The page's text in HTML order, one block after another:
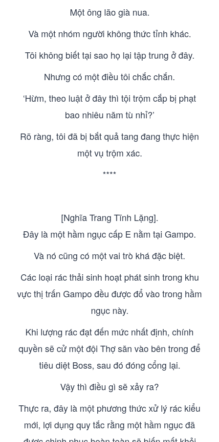
Một ông lão già nua.
Và một nhóm người không thức tỉnh khác.
Tôi không biết tại sao họ lại tập trung ở đây.
Nhưng có một điều tôi chắc chắn.
‘Hừm, theo luật ở đây thì tội trộm cắp bị phạt
bao nhiêu năm tù nhỉ?’
Rõ ràng, tôi đã bị bắt quả tang đang thực hiện
một vụ trộm xác.
****
[Nghĩa Trang Tĩnh Lặng].
Đây là một hầm ngục cấp E nằm tại Gampo.
Và nó cũng có một vai trò khá đặc biệt.
Các loại rác thải sinh hoạt phát sinh trong khu
vực thị trấn Gampo đều được đổ vào trong hầm
ngục này.
Khi lượng rác đạt đến mức nhất định, chính
quyền sẽ cử một đội Thợ săn vào bên trong để
tiêu diệt Boss, sau đó đóng cổng lại.
Vậy thì điều gì sẽ xảy ra?
Thực ra, đây là một phương thức xử lý rác kiểu
mới, lợi dụng quy tắc rằng một hầm ngục đã